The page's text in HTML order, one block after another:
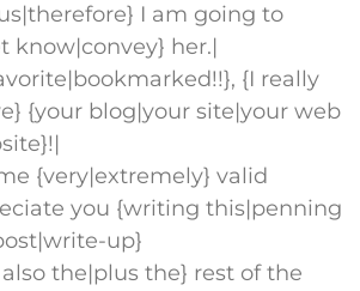
I am going to
know|convey} her.|
{I really
{your blog|your site|your web
{very|extremely} valid
you {writing this|penning
up}
the|plus the} rest of the